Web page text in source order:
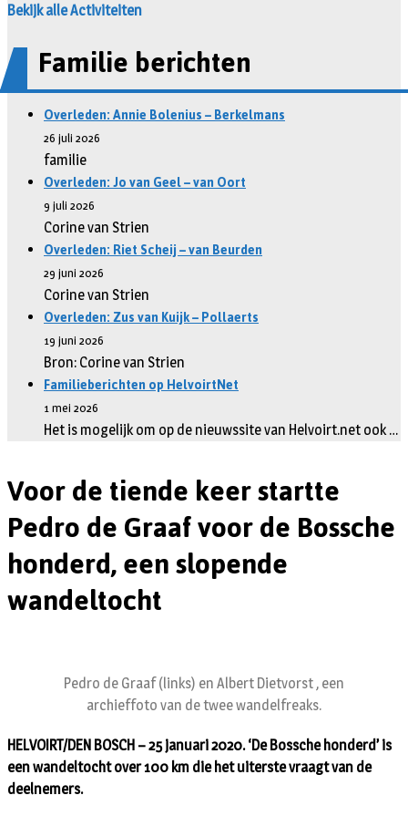
Bekijk alle Activiteiten
Familie berichten
Overleden: Annie Bolenius – Berkelmans
26 juli 2026
familie
Overleden: Jo van Geel – van Oort
9 juli 2026
Corine van Strien
Overleden: Riet Scheij – van Beurden
29 juni 2026
Corine van Strien
Overleden: Zus van Kuijk – Pollaerts
19 juni 2026
Bron: Corine van Strien
Familieberichten op HelvoirtNet
1 mei 2026
Het is mogelijk om op de nieuwssite van Helvoirt.net ook …
Voor de tiende keer startte
Pedro de Graaf voor de Bossche
honderd, een slopende
wandeltocht
Pedro de Graaf (links) en Albert Dietvorst , een
archieffoto van de twee wandelfreaks.
HELVOIRT/DEN BOSCH – 25 januari 2020. ‘De Bossche honderd’ is
een wandeltocht over 100 km die het uiterste vraagt van de
deelnemers.